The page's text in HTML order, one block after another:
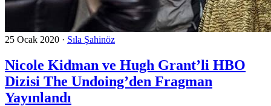
25 Ocak 2020 · Sıla Şahinöz
Nicole Kidman ve Hugh Grant’li HBO
Dizisi The Undoing’den Fragman
Yayınlandı